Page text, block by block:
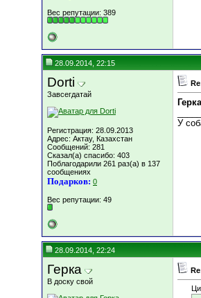
Вес репутации: 389
28.09.2014, 22:15
Dorti
Завсегдатай
Регистрация: 28.09.2013
Адрес: Актау, Казахстан
Сообщений: 281
Сказал(а) спасибо: 403
Поблагодарили 261 раз(а) в 137
сообщениях
Подарков: 0
Вес репутации: 49
Герка
У
28.09.2014, 22:24
Герка
В доску свой